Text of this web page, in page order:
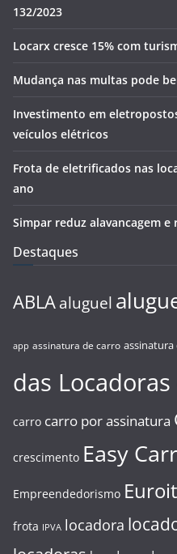
132/2023
Locarx cresce 15% com
Mudança nas multas pode
Investimento em
veículos elétricos
Frota de eletrificados nas
ano
Simpar reduz alavancagem
Destaques
ABLA aluguel
app assinatura de carro assinatura
das
carro carro por assinatura
crescimento Easy
Empreendedorismo Euroit
frota IPVA locadora